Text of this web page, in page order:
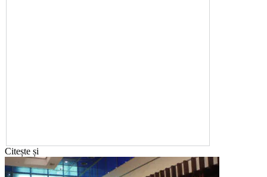
Citește și